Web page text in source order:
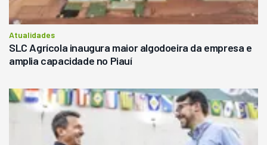
Atualidades
SLC Agrícola inaugura maior algodoeira da empresa e
amplia capacidade no Piauí